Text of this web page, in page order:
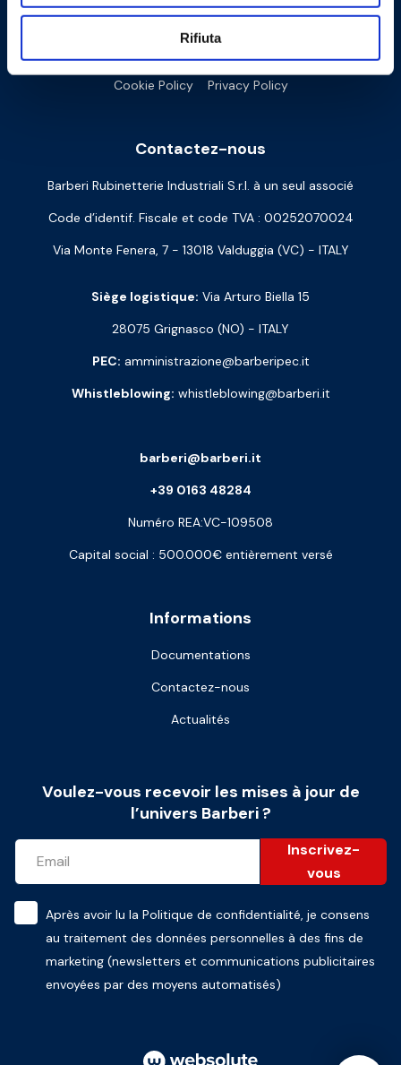
Rifiuta
Cookie Policy Privacy Policy
Contactez-nous
Barberi Rubinetterie Industriali S.r.l. à un seul associé
Code d’identif. Fiscale et code TVA : 00252070024
Via Monte Fenera, 7 - 13018 Valduggia (VC) - ITALY
Siège logistique: Via Arturo Biella 15
28075 Grignasco (NO) - ITALY
PEC: amministrazione@barberipec.it
Whistleblowing: whistleblowing@barberi.it
Informations
Documentations
Contactez-nous
Actualités
barberi@barberi.it
+39 0163 48284
Numéro REA:VC-109508
Capital social : 500.000€ entièrement versé
Voulez-vous recevoir les mises à jour de
l’univers Barberi ?
Inscrivez-
vous
Après avoir lu la Politique de confidentialité, je consens
au traitement des données personnelles à des fins de
marketing (newsletters et communications publicitaires
envoyées par des moyens automatisés)